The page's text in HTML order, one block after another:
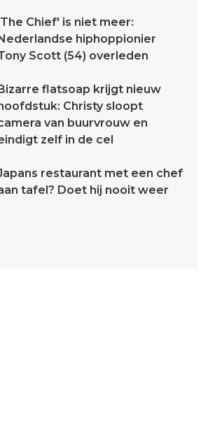
Chief' is niet meer:
Nederlandse hiphoppionier
Scott (54) overleden
Bizarre flatsoap krijgt nieuw
hoofdstuk: Christy sloopt
van buurvrouw en
zelf in de cel
restaurant met een chef
tafel? Doet hij nooit weer